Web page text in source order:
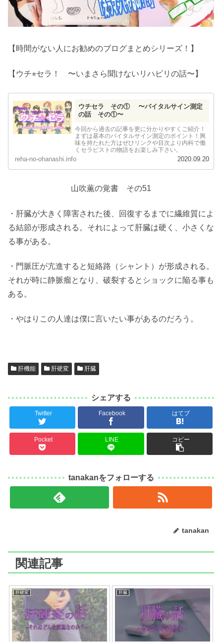
【時間がない人にお勧めのブログまとめシリーズ！】
【ウチ⭐︎セラ！ 〜いまさら聞けないリハビリの話〜】
ウチセラ その① 〜バイタルサイン測定
の話 その①〜
今回から過去の記事を更に分かりやすくご紹介！
まずは基本のバイタルサイン測定のポイント！興
味を持たれた方はぜひリンクや目次より内科で働
くセラピストの物語をお楽しみ下さい。
reha-no-ohanashi.info 2020.09.20
山吹薫の覚書 その51
・肝臓が大きく障害された後、回復するまでに繊維質によ
る結節が形成される。それによって肝臓は硬く、小さくな
る事がある。
・門脈圧が亢進すると短絡路（シャント）が形成される。
それが時に静脈瘤となり、破裂するとショックに陥る事も
ある。
・やはりこの人達は僕に言いたい事があるのだろう。
肝機能 肝硬変 肝臓
シェアする
Twitter Facebook はてブ
Pocket LINE コピー
tanakanをフォローする
tanakan
関連記事
肝硬変 肝臓